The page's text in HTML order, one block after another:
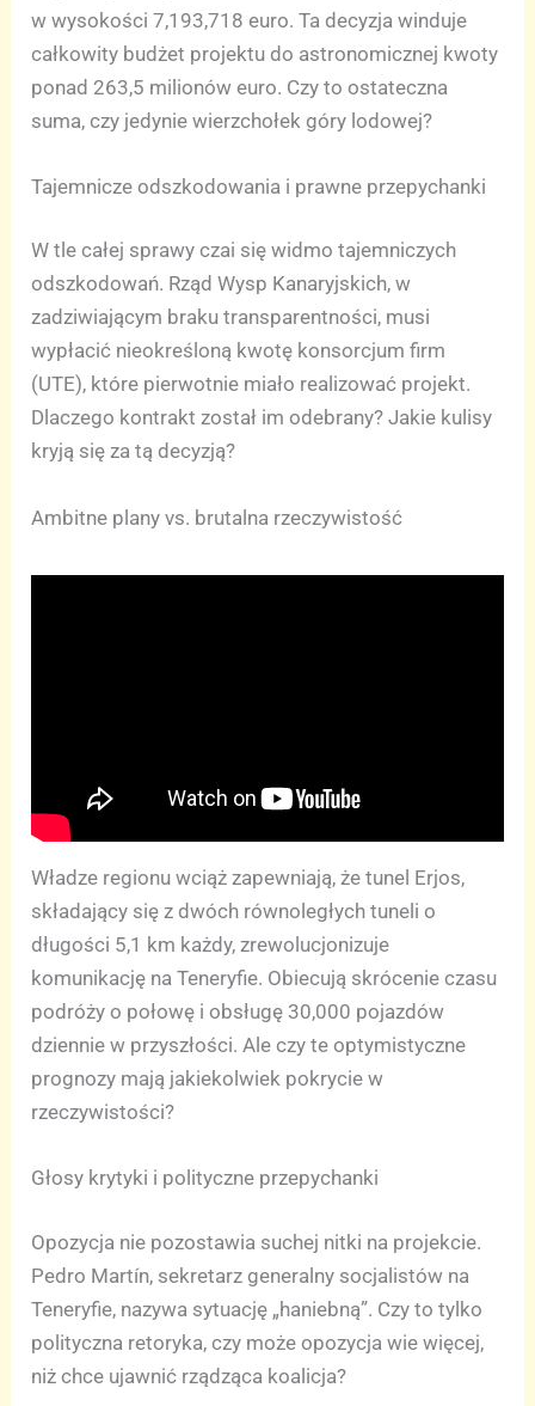
w wysokości 7,193,718 euro. Ta decyzja winduje
całkowity budżet projektu do astronomicznej kwoty
ponad 263,5 milionów euro. Czy to ostateczna
suma, czy jedynie wierzchołek góry lodowej?
Tajemnicze odszkodowania i prawne przepychanki
W tle całej sprawy czai się widmo tajemniczych
odszkodowań. Rząd Wysp Kanaryjskich, w
zadziwiającym braku transparentności, musi
wypłacić nieokreśloną kwotę konsorcjum firm
(UTE), które pierwotnie miało realizować projekt.
Dlaczego kontrakt został im odebrany? Jakie kulisy
kryją się za tą decyzją?
Ambitne plany vs. brutalna rzeczywistość
Władze regionu wciąż zapewniają, że tunel Erjos,
składający się z dwóch równoległych tuneli o
długości 5,1 km każdy, zrewolucjonizuje
komunikację na Teneryfie. Obiecują skrócenie czasu
podróży o połowę i obsługę 30,000 pojazdów
dziennie w przyszłości. Ale czy te optymistyczne
prognozy mają jakiekolwiek pokrycie w
rzeczywistości?
Głosy krytyki i polityczne przepychanki
Opozycja nie pozostawia suchej nitki na projekcie.
Pedro Martín, sekretarz generalny socjalistów na
Teneryfie, nazywa sytuację „haniebną”. Czy to tylko
polityczna retoryka, czy może opozycja wie więcej,
niż chce ujawnić rządząca koalicja?